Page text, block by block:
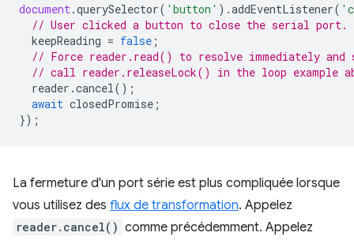
document.querySelector( 'button' ).addEventListener(
// User clicked a button to close the serial port.
keepReading = false ;
// Force reader.read() to resolve immediately and
// call reader.releaseLock() in the loop example
reader .cancel();
await closedPromise ;
});
La fermeture d'un port série est plus compliquée lorsque
vous utilisez des flux de transformation. Appelez
reader.cancel() comme précédemment. Appelez